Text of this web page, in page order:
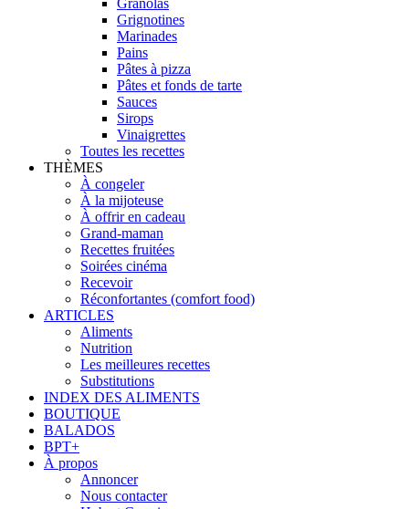
Granolas
Grignotines
Marinades
Pains
Pâtes à pizza
Pâtes et fonds de tarte
Sauces
Sirops
Vinaigrettes
Toutes les recettes
THÈMES
À congeler
À la mijoteuse
À offrir en cadeau
Grand-maman
Recettes fruitées
Soirées cinéma
Recevoir
Réconfortantes (comfort food)
ARTICLES
Aliments
Nutrition
Les meilleures recettes
Substitutions
INDEX DES ALIMENTS
BOUTIQUE
BALADOS
BPT+
À propos
Annoncer
Nous contacter